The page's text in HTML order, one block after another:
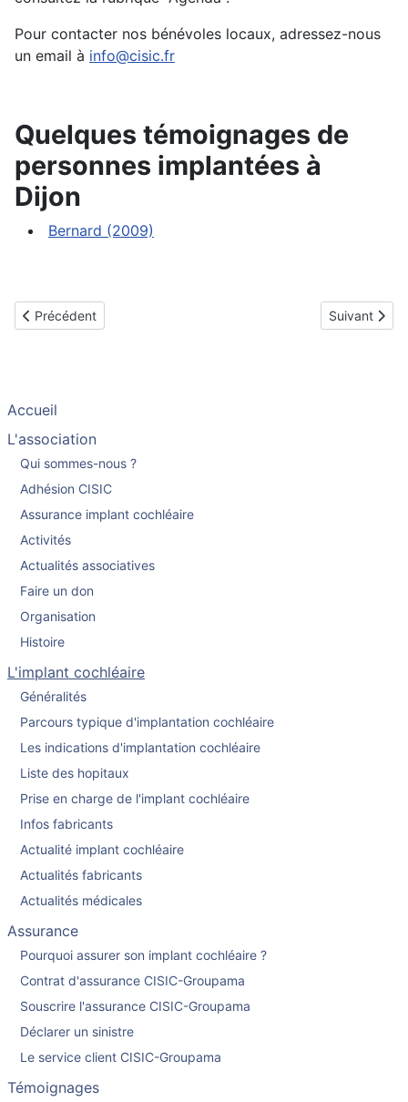
Pour contacter nos bénévoles locaux, adressez-nous
un email à info@cisic.fr
Quelques témoignages de
personnes implantées à
Dijon
Bernard (2009)
Article précédent : Clermont-Ferrand
Précédent Article
Suivant
Accueil
L'association
Qui sommes-nous ?
Adhésion CISIC
Assurance implant cochléaire
Activités
Actualités associatives
Faire un don
Organisation
Histoire
L'implant cochléaire
Généralités
Parcours typique d'implantation cochléaire
Les indications d'implantation cochléaire
Liste des hopitaux
Prise en charge de l'implant cochléaire
Infos fabricants
Actualité implant cochléaire
Actualités fabricants
Actualités médicales
Assurance
Pourquoi assurer son implant cochléaire ?
Contrat d'assurance CISIC-Groupama
Souscrire l'assurance CISIC-Groupama
Déclarer un sinistre
Le service client CISIC-Groupama
Témoignages